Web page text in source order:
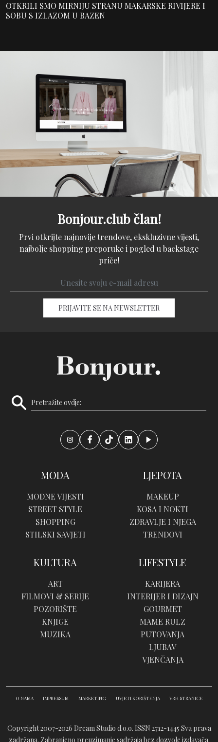
OTKRILI SMO MIRNIJU STRANU MAKARSKE RIVIJERE I
SOBU S IZLAZOM U BAZEN
Bonjour.club član!
Prvi otkrijte najnovije trendove, ekskluzivne vijesti,
najbolje shopping preporuke i pogled u backstage
priče!
PRIJAVITE SE NA NEWSLETTER
MODA
MODNE VIJESTI
STREET STYLE
SHOPPING
STILSKI SAVJETI
LJEPOTA
MAKEUP
KOSA I NOKTI
ZDRAVLJE I NJEGA
TRENDOVI
KULTURA
ART
FILMOVI & SERIJE
POZORIŠTE
KNJIGE
MUZIKA
LIFESTYLE
KARIJERA
INTERIJER I DIZAJN
GOURMET
MAME RULZ
PUTOVANJA
LJUBAV
VJENČANJA
O NAMA IMPRESSUM MARKETING UVJETI KORIŠTENJA VRH STRANICE
Copyright 2007-2026 Dream Studio d.o.o. ISSN 2712-1445 Sva prava
zadržana. Zabranjeno preuzimanje sadržaja bez dozvole izdavača.